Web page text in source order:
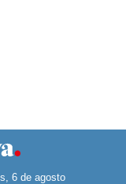
La ciudad
6 de agosto